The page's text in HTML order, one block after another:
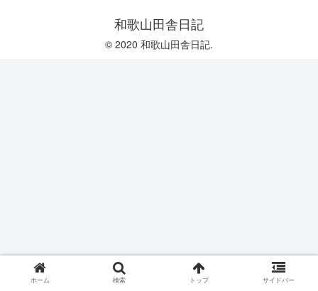
和歌山田舎日記
© 2020 和歌山田舎日記.
ホーム 検索 トップ サイドバー